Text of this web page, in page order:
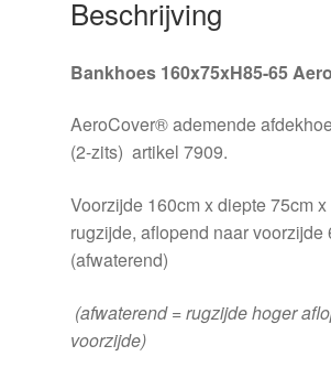
Beschrijving
Bankhoes 160x75xH85-65
AeroCover® ademende
(2-zits) artikel 7909.
Voorzijde 160cm x diepte 75cm
rugzijde, aflopend naar voorzijde
(afwaterend)
(afwaterend = rugzijde hoger
voorzijde)